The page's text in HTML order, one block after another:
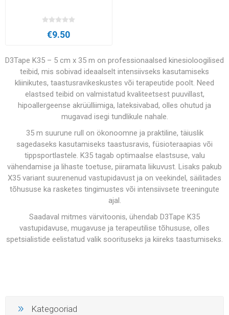
D3Tape K35 – 5 cm x 35 m on professionaalsed kinesioloogilised
teibid, mis sobivad ideaalselt intensiivseks kasutamiseks
kliinikutes, taastusravikeskustes või terapeutide poolt. Need
elastsed teibid on valmistatud kvaliteetsest puuvillast,
hipoallergeense akrüülliimiga, lateksivabad, olles ohutud ja
mugavad isegi tundlikule nahale.
35 m suurune rull on ökonoomne ja praktiline, täiuslik
sagedaseks kasutamiseks taastusravis, füsioteraapias või
tippsportlastele. K35 tagab optimaalse elastsuse, valu
vähendamise ja lihaste toetuse, piiramata liikuvust. Lisaks pakub
X35 variant suurenenud vastupidavust ja on veekindel, säilitades
tõhususe ka rasketes tingimustes või intensiivsete treeningute
ajal.
Saadaval mitmes värvitoonis, ühendab D3Tape K35
vastupidavuse, mugavuse ja terapeutilise tõhususe, olles
spetsialistide eelistatud valik soorituseks ja kiireks taastumiseks.
€9.50
Kategooriad